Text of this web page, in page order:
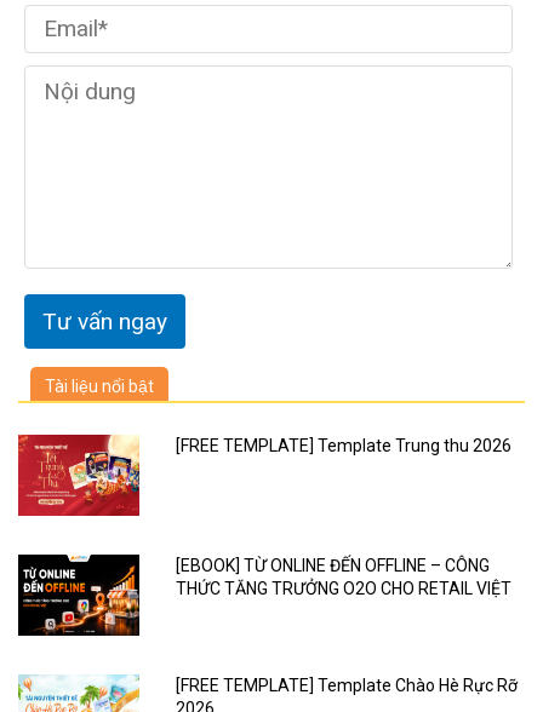
Tài liệu nổi bật
[FREE TEMPLATE] Template Trung thu 2026
[EBOOK] TỪ ONLINE ĐẾN OFFLINE – CÔNG
THỨC TĂNG TRƯỞNG O2O CHO RETAIL VIỆT
[FREE TEMPLATE] Template Chào Hè Rực Rỡ